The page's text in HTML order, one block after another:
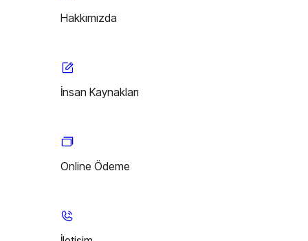
Hakkımızda
İnsan Kaynakları
Online Ödeme